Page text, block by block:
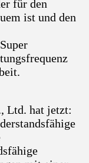
für den
ist und den
Ltd. hat jetzt: